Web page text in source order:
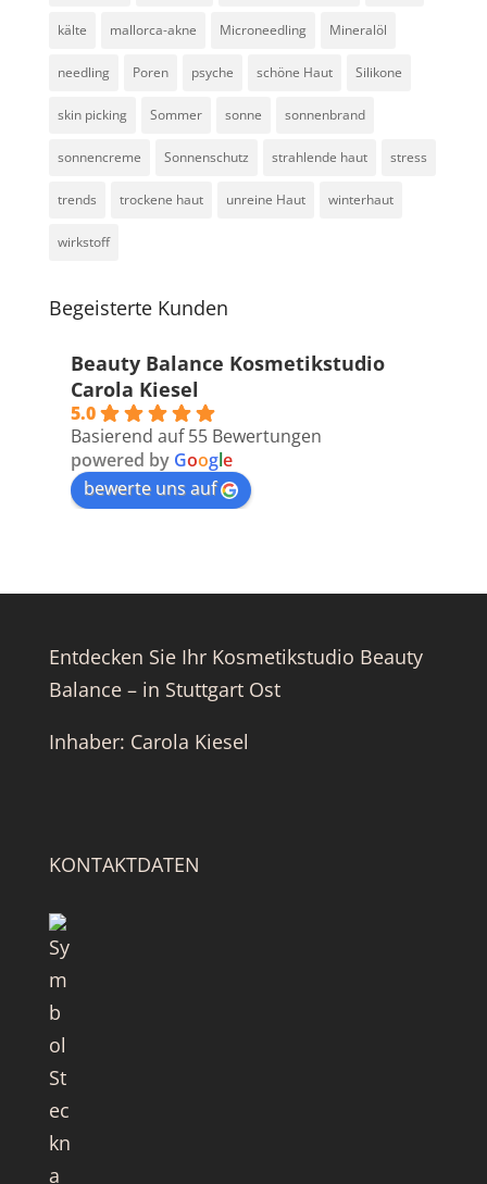
kälte mallorca-akne Microneedling Mineralöl
needling Poren psyche schöne Haut Silikone
skin picking Sommer sonne sonnenbrand
sonnencreme Sonnenschutz strahlende haut stress
trends trockene haut unreine Haut winterhaut
wirkstoff
Begeisterte Kunden
Beauty Balance Kosmetikstudio
Carola Kiesel
5.0
Basierend auf 55 Bewertungen
powered by Google
bewerte uns auf
Entdecken Sie Ihr Kosmetikstudio Beauty
Balance – in Stuttgart Ost
Inhaber: Carola Kiesel
KONTAKTDATEN